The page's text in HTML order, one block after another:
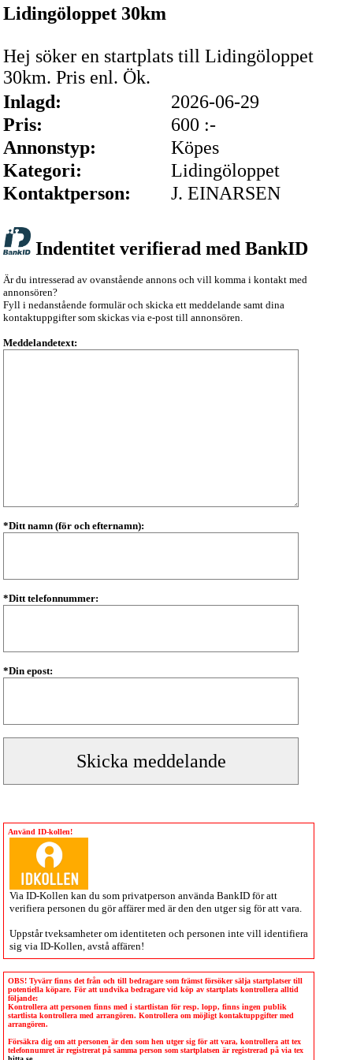
Lidingöloppet 30km
Hej söker en startplats till Lidingöloppet
30km. Pris enl. Ök.
Inlagd:
2026-06-29
Pris:
600 :-
Annonstyp:
Köpes
Kategori:
Lidingöloppet
Kontaktperson:
J. EINARSEN
Indentitet verifierad med BankID
Är du intresserad av ovanstående annons och vill komma i kontakt med
annonsören?
Fyll i nedanstående formulär och skicka ett meddelande samt dina
kontaktuppgifter som skickas via e-post till annonsören.
Meddelandetext:
*Ditt namn (för och efternamn):
*Ditt telefonnummer:
*Din epost:
Använd ID-kollen!
Via ID-Kollen kan du som privatperson använda BankID för att
verifiera personen du gör affärer med är den den utger sig för att vara.
Uppstår tveksamheter om identiteten och personen inte vill identifiera
sig via ID-Kollen , avstå affären!
OBS! Tyvärr finns det från och till bedragare som främst försöker sälja startplatser till
potentiella köpare. För att undvika bedragare vid köp av startplats kontrollera alltid
följande:
Kontrollera att personen finns med i startlistan för resp. lopp, finns ingen publik
startlista kontrollera med arrangören. Kontrollera om möjligt kontaktuppgifter med
arrangören.
Försäkra dig om att personen är den som hen utger sig för att vara, kontrollera att tex
telefonnumret är registrerat på samma person som startplatsen är registrerad på via tex